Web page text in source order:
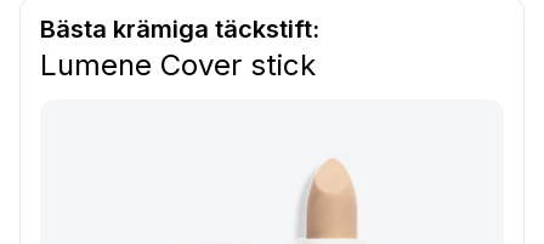
Bästa krämiga täckstift:
Lumene Cover stick